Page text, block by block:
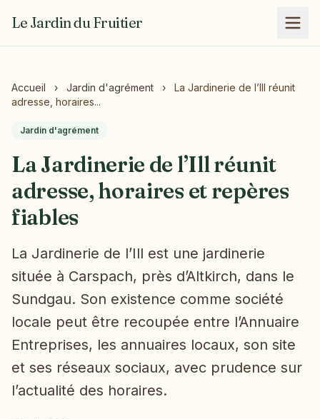
Le Jardin du Fruitier
Accueil › Jardin d'agrément ›
La Jardinerie de l’Ill réunit
adresse, horaires...
Jardin d'agrément
La Jardinerie de l’Ill réunit
adresse, horaires et repères
fiables
La Jardinerie de l’Ill est une jardinerie
située à Carspach, près d’Altkirch, dans le
Sundgau. Son existence comme société
locale peut être recoupée entre l’Annuaire
Entreprises, les annuaires locaux, son site
et ses réseaux sociaux, avec prudence sur
l’actualité des horaires.